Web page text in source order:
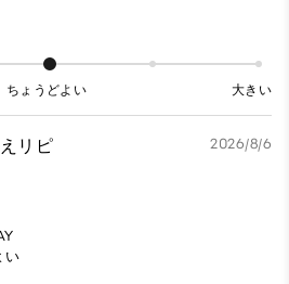
ちょうどよい 大きい
リピ 2026/8/6
い